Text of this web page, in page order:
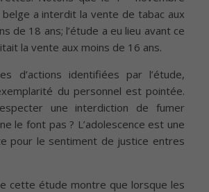
a interdit la vente de tabac aux
de 18 ans; l’étude a eu lieu avant ce
la vente aux moins de 16 ans.
d’actions identifiées par l’étude,
du personnel est pointée.
une interdiction de fumer
le font pas ? L’adolescence est une
pour le sentiment de justice entres
cette étude montre que lorsque les